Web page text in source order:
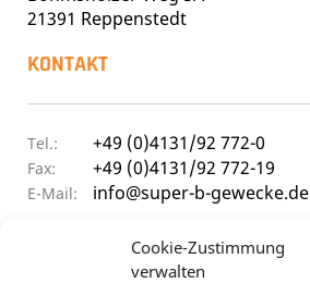
Cookie-Zustimmung
verwalten
21391 Reppenstedt
KONTAKT
Tel.: +49 (0)4131/92 772-0
Fax: +49 (0)4131/92 772-19
E-Mail: info@super-b-gewecke.de
ÖFFNUNGSZEITEN